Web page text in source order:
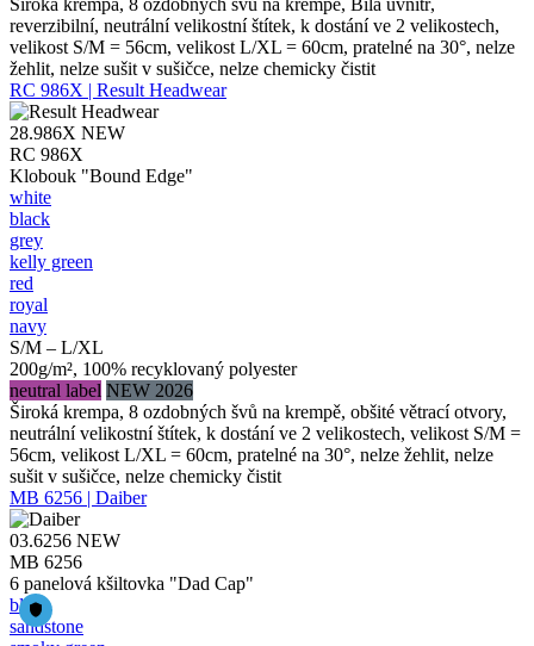
Široká krempa, 8 ozdobných švů na krempě, Bílá uvnitř,
reverzibilní, neutrální velikostní štítek, k dostání ve 2 velikostech,
velikost S/M = 56cm, velikost L/XL = 60cm, pratelné na 30°, nelze
žehlit, nelze sušit v sušičce, nelze chemicky čistit
RC 986X | Result Headwear
28.986X NEW
RC 986X
Klobouk "Bound Edge"
white
black
grey
kelly green
red
royal
navy
S/M – L/XL
200g/m², 100% recyklovaný polyester
neutral label NEW 2026
Široká krempa, 8 ozdobných švů na krempě, obšité větrací otvory,
neutrální velikostní štítek, k dostání ve 2 velikostech, velikost S/M =
56cm, velikost L/XL = 60cm, pratelné na 30°, nelze žehlit, nelze
sušit v sušičce, nelze chemicky čistit
MB 6256 | Daiber
03.6256 NEW
MB 6256
6 panelová kšiltovka "Dad Cap"
black
sandstone